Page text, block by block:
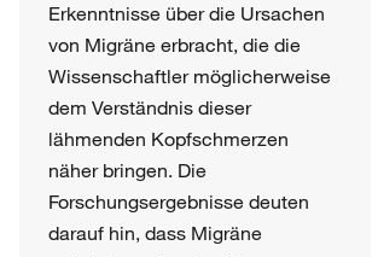
Erkenntnisse über die Ursachen
von Migräne erbracht, die die
Wissenschaftler möglicherweise
dem Verständnis dieser
lähmenden Kopfschmerzen
näher bringen. Die
Forschungsergebnisse deuten
darauf hin, dass Migräne